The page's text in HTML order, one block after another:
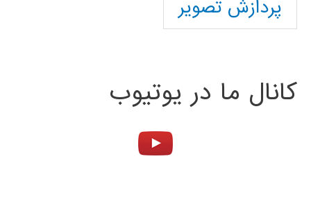
پردازش تصویر
کانال ما در یوتیوب